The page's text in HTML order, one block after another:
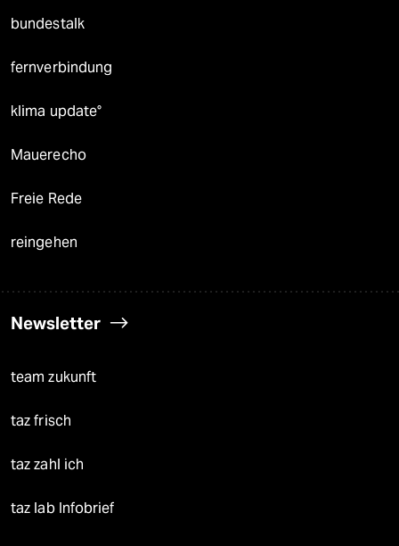
bundestalk
fernverbindung
klima update°
Mauerecho
Freie Rede
reingehen
Newsletter
team zukunft
taz frisch
taz zahl ich
taz lab Infobrief